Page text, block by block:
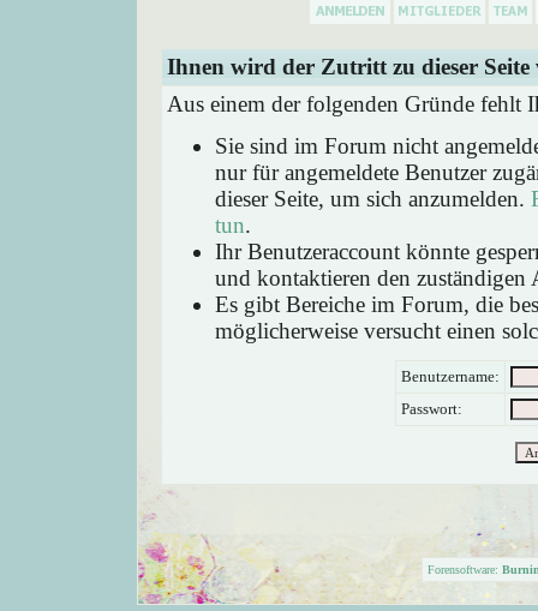
Ihnen wird der Zutritt zu dieser Seite
Aus einem der folgenden Gründe fehlt
Sie sind im Forum nicht
nur für angemeldete Benutzer
dieser Seite, um sich anzumelden.
tun.
Ihr Benutzeraccount könnte
und kontaktieren den zuständigen
Es gibt Bereiche im Forum, die
möglicherweise versucht einen
Benutzername:
Passwort:
Forensoftware: